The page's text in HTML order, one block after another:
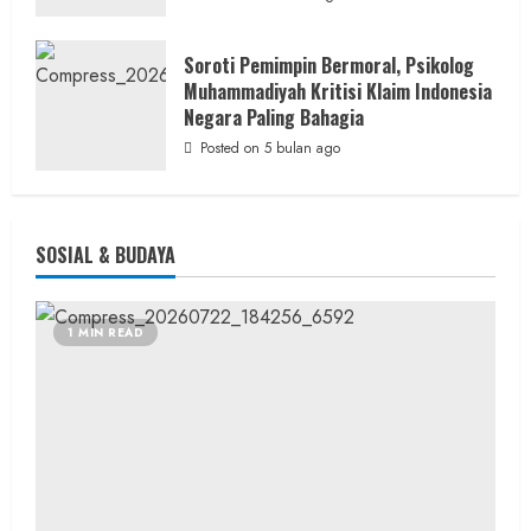
Soroti Pemimpin Bermoral, Psikolog
Muhammadiyah Kritisi Klaim Indonesia
Negara Paling Bahagia
Posted on 5 bulan ago
SOSIAL & BUDAYA
1 MIN READ